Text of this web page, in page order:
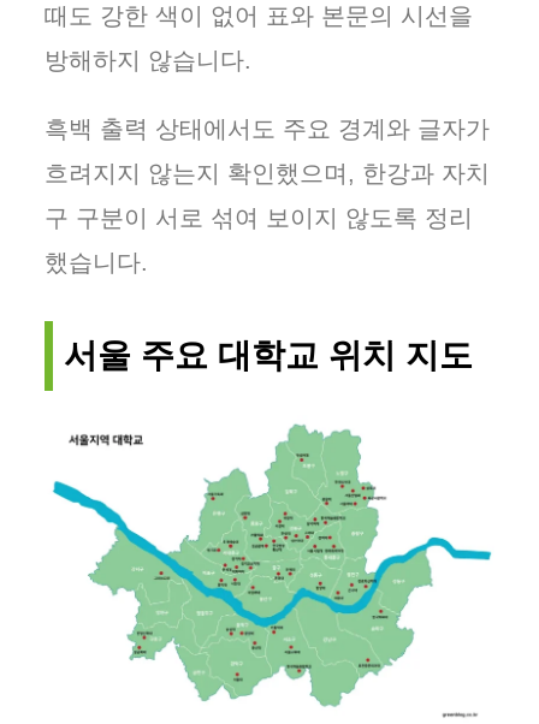
때도 강한 색이 없어 표와 본문의 시선을
방해하지 않습니다.
흑백 출력 상태에서도 주요 경계와 글자가
흐려지지 않는지 확인했으며, 한강과 자치
구 구분이 서로 섞여 보이지 않도록 정리
했습니다.
서울 주요 대학교 위치 지도